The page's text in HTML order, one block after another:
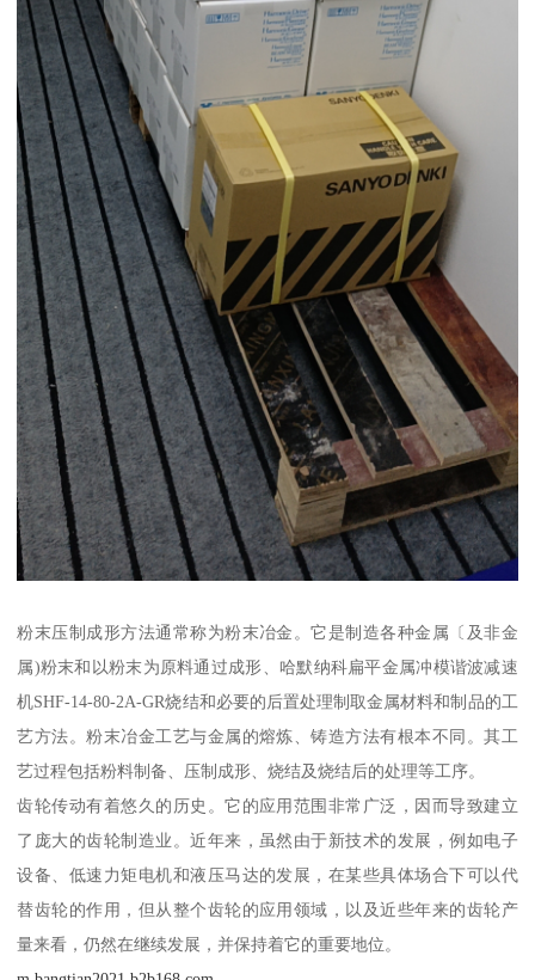
粉末压制成形方法通常称为粉末冶金。它是制造各种金属〔及非金
属)粉末和以粉末为原料通过成形、哈默纳科扁平金属冲模谐波减速
机SHF-14-80-2A-GR烧结和必要的后置处理制取金属材料和制品的工
艺方法。粉末冶金工艺与金属的熔炼、铸造方法有根本不同。其工
艺过程包括粉料制备、压制成形、烧结及烧结后的处理等工序。
齿轮传动有着悠久的历史。它的应用范围非常广泛，因而导致建立
了庞大的齿轮制造业。近年来，虽然由于新技术的发展，例如电子
设备、低速力矩电机和液压马达的发展，在某些具体场合下可以代
替齿轮的作用，但从整个齿轮的应用领域，以及近些年来的齿轮产
量来看，仍然在继续发展，并保持着它的重要地位。